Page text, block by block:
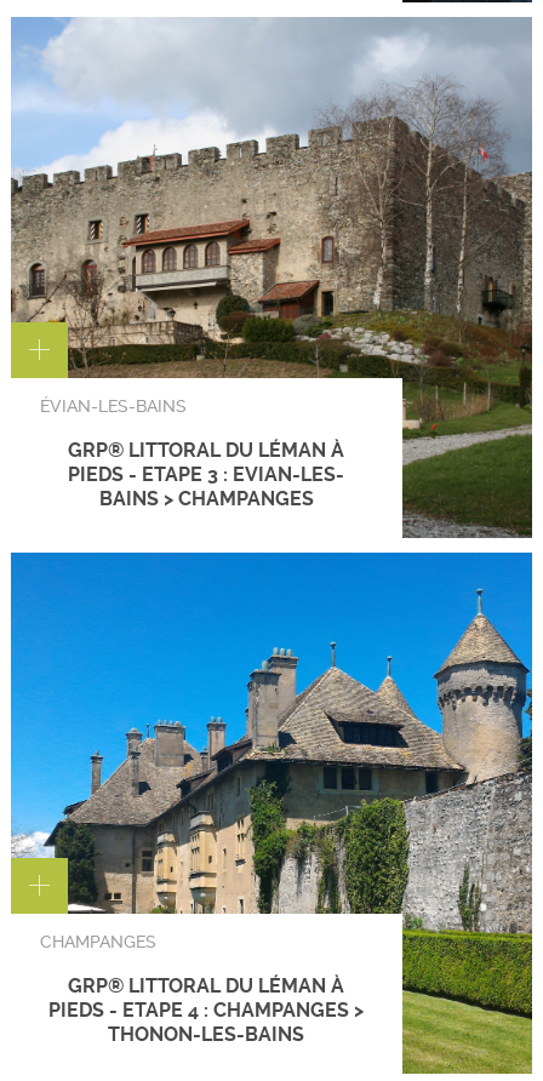
ÉVIAN-LES-BAINS
GRP® LITTORAL DU LÉMAN À
PIEDS - ETAPE 3 : EVIAN-LES-
BAINS > CHAMPANGES
CHAMPANGES
GRP® LITTORAL DU LÉMAN À
PIEDS - ETAPE 4 : CHAMPANGES >
THONON-LES-BAINS